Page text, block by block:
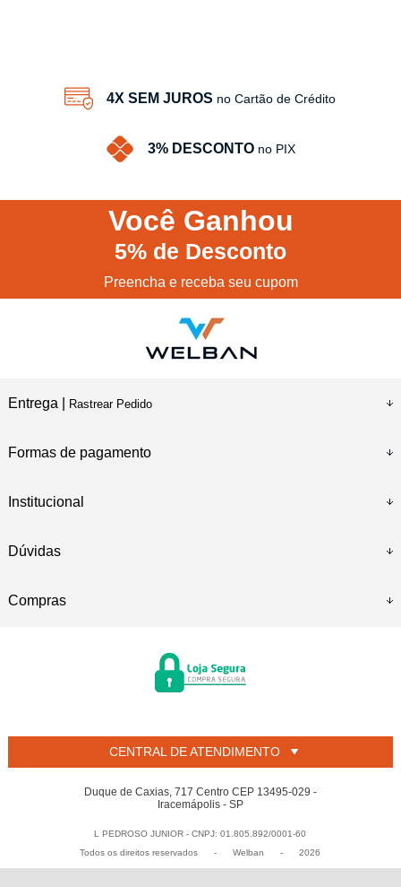
4X SEM JUROS no Cartão de Crédito
3% DESCONTO no PIX
Você Ganhou
5% de Desconto
Preencha e receba seu cupom
Entrega | Rastrear Pedido
Formas de pagamento
Institucional
Dúvidas
Compras
CENTRAL DE ATENDIMENTO
Duque de Caxias, 717 Centro CEP 13495-029 -
Iracemápolis - SP
L PEDROSO JUNIOR - CNPJ: 01.805.892/0001-60
Todos os direitos reservados
- Welban - 2026